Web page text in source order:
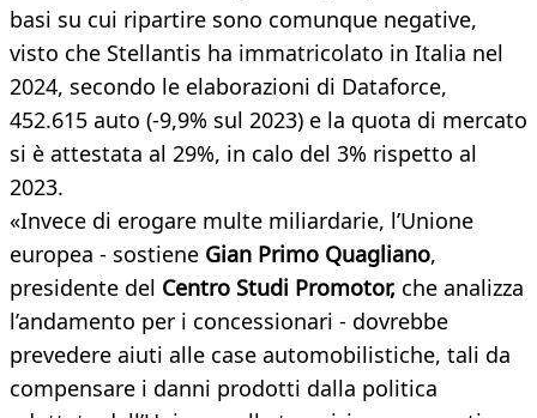
basi su cui ripartire sono comunque negative,
visto che Stellantis ha immatricolato in Italia nel
2024, secondo le elaborazioni di Dataforce,
452.615 auto (-9,9% sul 2023) e la quota di mercato
si è attestata al 29%, in calo del 3% rispetto al
2023.
«Invece di erogare multe miliardarie, l’Unione
europea - sostiene Gian Primo Quagliano,
presidente del Centro Studi Promotor, che analizza
l’andamento per i concessionari - dovrebbe
prevedere aiuti alle case automobilistiche, tali da
compensare i danni prodotti dalla politica